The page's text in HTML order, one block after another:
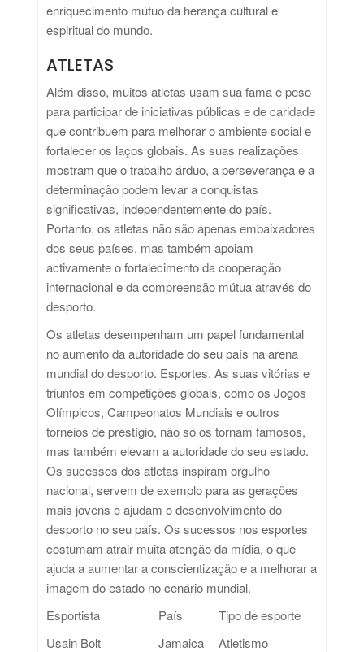
enriquecimento mútuo da herança cultural e
espiritual do mundo.
ATLETAS
Além disso, muitos atletas usam sua fama e peso
para participar de iniciativas públicas e de caridade
que contribuem para melhorar o ambiente social e
fortalecer os laços globais. As suas realizações
mostram que o trabalho árduo, a perseverança e a
determinação podem levar a conquistas
significativas, independentemente do país.
Portanto, os atletas não são apenas embaixadores
dos seus países, mas também apoiam
activamente o fortalecimento da cooperação
internacional e da compreensão mútua através do
desporto.
Os atletas desempenham um papel fundamental
no aumento da autoridade do seu país na arena
mundial do desporto. Esportes. As suas vitórias e
triunfos em competições globais, como os Jogos
Olímpicos, Campeonatos Mundiais e outros
torneios de prestígio, não só os tornam famosos,
mas também elevam a autoridade do seu estado.
Os sucessos dos atletas inspiram orgulho
nacional, servem de exemplo para as gerações
mais jovens e ajudam o desenvolvimento do
desporto no seu país. Os sucessos nos esportes
costumam atrair muita atenção da mídia, o que
ajuda a aumentar a conscientização e a melhorar a
imagem do estado no cenário mundial.
Esportista
País
Tipo de esporte
Usain Bolt
Jamaica
Atletismo